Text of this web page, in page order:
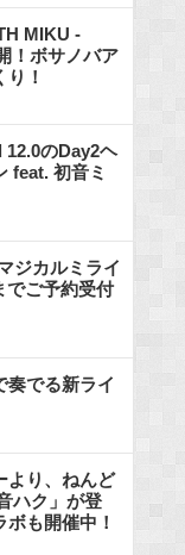
MIKU -
！ボサノバア
！
のDay2ヘ
feat. 初音ミ
ジカルミライ
でご予約受付
奏でる新ライ
より、ねんど
ハク」が登
も開催中！